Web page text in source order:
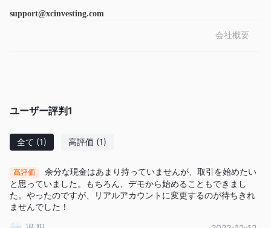
ント銀行株式会社ビルの 1 階。
外国為替、仮想通貨、デリバティブなどのレバレッジ商品の取引
わけではありません。投資の目的と経験レベルを考慮して、関連
するリスクを十分に理解してください。
この記事に記載されている情報は、参照のみを目的としていま
support@xcinvesting.com
会社概要
ユーザー評判1
全て (1) 高評価 (1)
高評価
余分な現金はあまり持っていませんが、取引を始めたい
と思っていました。もちろん、デモから始めることもできまし
た。やったのですが、リアルアカウントに変更するのが待ちきれ
ませんでした！